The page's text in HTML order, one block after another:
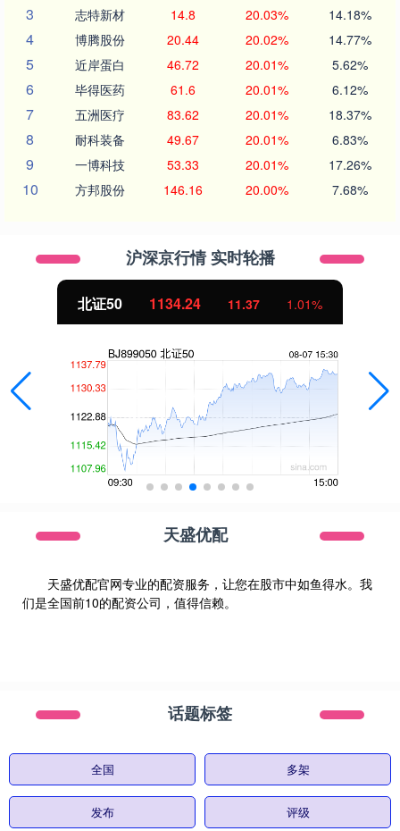
3 志特新材 14.8 20.03% 14.18%
4 博腾股份 20.44 20.02% 14.77%
5 近岸蛋白 46.72 20.01% 5.62%
6 毕得医药 61.6 20.01% 6.12%
7 五洲医疗 83.62 20.01% 18.37%
8 耐科装备 49.67 20.01% 6.83%
9 一博科技 53.33 20.01% 17.26%
10 方邦股份 146.16 20.00% 7.68%
沪深京行情 实时轮播
北证50 1134.24 11.37 1.01%
天盛优配
天盛优配官网专业的配资服务，让您在股市中如鱼得水。我
们是全国前10的配资公司，值得信赖。
话题标签
全国 多架
发布 评级